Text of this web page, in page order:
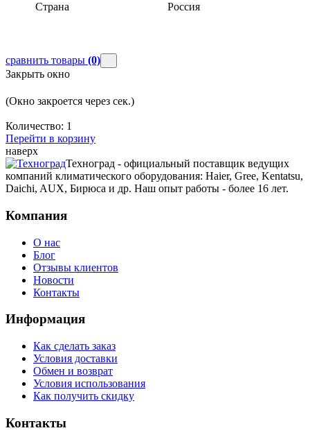
Страна
Россия
сравнить товары (0)
Закрыть окно
(Окно закроется через сек.)
Количество: 1
Перейти в корзину
наверх
Техноград - официальный поставщик ведущих
компаний климатического оборудования: Haier, Gree, Kentatsu,
Daichi, AUX, Бирюса и др. Наш опыт работы - более 16 лет.
Компания
О нас
Блог
Отзывы клиентов
Новости
Контакты
Информация
Как сделать заказ
Условия доставки
Обмен и возврат
Условия использования
Как получить скидку
Контакты